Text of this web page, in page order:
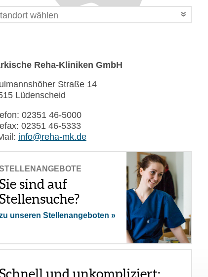
wählen
Reha-Kliniken GmbH
Straße 14
Lüdenscheid
02351 46-5000
02351 46-5333
info@reha-mk.de
Sie sind auf
Stellensuche?
unseren Stellenangeboten »
Schnell und unkompliziert: